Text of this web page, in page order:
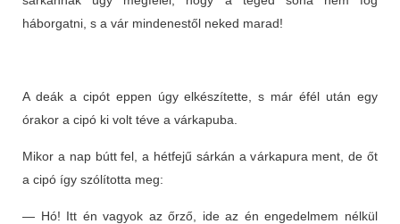
háborgatni, s a vár mindenestől neked marad!
A deák a cipót eppen úgy elkészítette, s már éfél után egy
órakor a cipó ki volt téve a várkapuba.
Mikor a nap bútt fel, a hétfejű sárkán a várkapura ment, de őt
a cipó így szólította meg:
— Hó! Itt én vagyok az őrző, ide az én engedelmem nélkül